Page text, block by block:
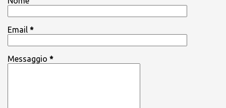
Email *
Messaggio *